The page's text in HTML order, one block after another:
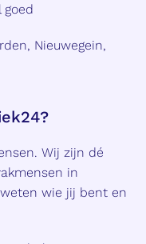
Nieuwegein,
Wij zijn dé
in
wie jij bent en